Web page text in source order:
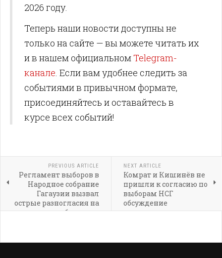
2026 году.
Теперь наши новости доступны не
только на сайте — вы можете читать их
и в нашем официальномTelegram-
канале . Если вам удобнее следить за
событиями в привычном формате,
присоединяйтесь и оставайтесь в
курсе всех событий!
PREVIOUS ARTICLE
Регламент выборов в
Народное собрание
Гагаузии вызвал
острые разногласия на
публичных
NEXT ARTICLE
Комрат и Кишинёв не
пришли к согласию по
выборам НСГ
обсуждение
регламента